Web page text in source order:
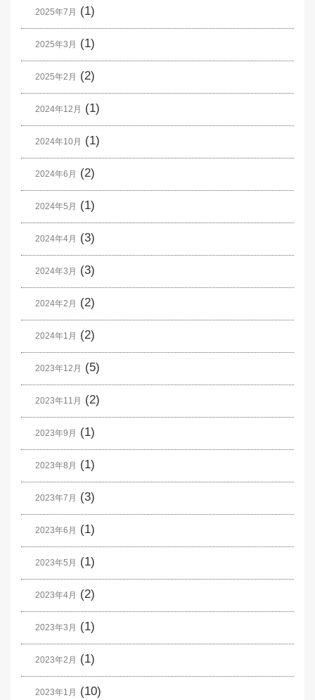
2025年7月 (1)
2025年3月 (1)
2025年2月 (2)
2024年12月 (1)
2024年10月 (1)
2024年6月 (2)
2024年5月 (1)
2024年4月 (3)
2024年3月 (3)
2024年2月 (2)
2024年1月 (2)
2023年12月 (5)
2023年11月 (2)
2023年9月 (1)
2023年8月 (1)
2023年7月 (3)
2023年6月 (1)
2023年5月 (1)
2023年4月 (2)
2023年3月 (1)
2023年2月 (1)
2023年1月 (10)